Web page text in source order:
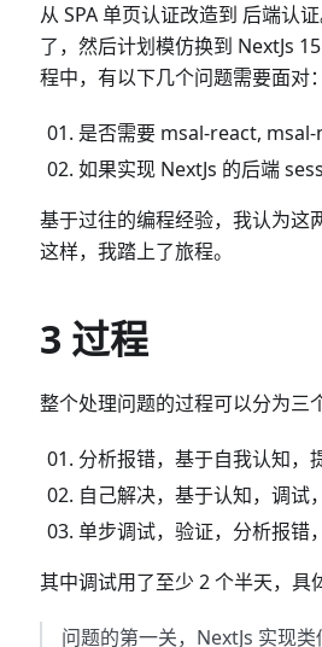
从 SPA 单页认证改造到 后端认
了，然后计划模仿换到 NextJs
程中，有以下几个问题需要面对：
是否需要 msal-react,
如果实现 NextJs 的后端
基于过往的编程经验，我认为这
这样，我踏上了旅程。
3 过程
整个处理问题的过程可以分为三
分析报错，基于自我认知，
自己解决，基于认知，调试
单步调试，验证，分析报错
其中调试用了至少 2 个半天，具
问题的第一关，NextJs 实现